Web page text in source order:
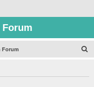
Forum
Forum